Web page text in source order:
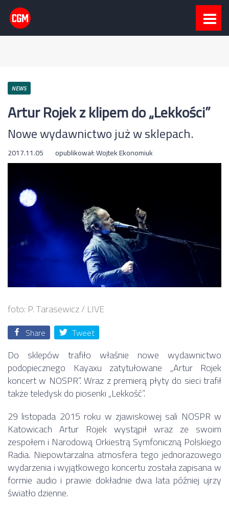
NEWS
Artur Rojek z klipem do „Lekkości”
Nowe wydawnictwo już w sklepach.
2017.11.05 opublikował:Wojtek Ekonomiuk
foto: P. Tarasewicz / LIVE
Share Tweet
Do sklepów trafiło właśnie nowe wydawnictwo
podopiecznego Kayaxu zatytułowane „Artur Rojek
koncert w NOSPR”. Wraz z premierą płyty do sieci trafił
także teledysk do piosenki „Lekkość”.
29 listopada 2015 roku w zjawiskowej sali NOSPR w
Katowicach Artur Rojek wystąpił wraz ze swoim
zespołem i Narodową Orkiestrą Symfoniczną Polskiego
Radia. Niepowtarzalna atmosfera tego jednorazowego
wydarzenia i wyjątkowego koncertu została zapisana w
formie audio i prawie dokładnie dwa lata później ujrzy
światło dzienne.